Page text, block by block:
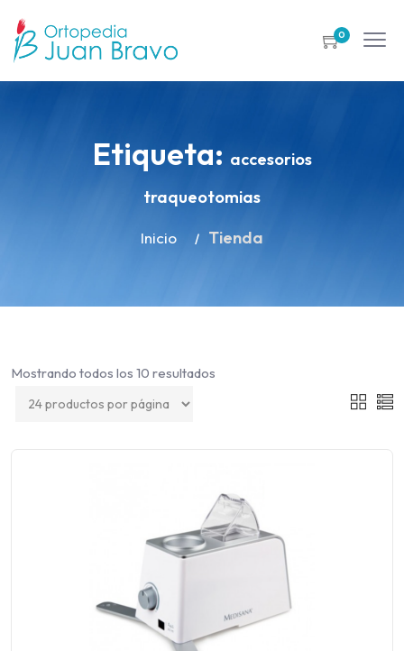
0
Etiqueta: accesorios
traqueotomias
Inicio Tienda
Mostrando todos los 10 resultados